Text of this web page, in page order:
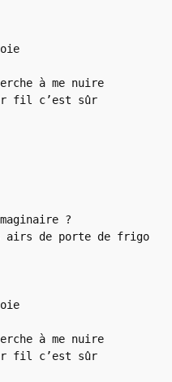
à me nuire
fil c’est sûr
?
airs de porte de frigo
à me nuire
fil c’est sûr